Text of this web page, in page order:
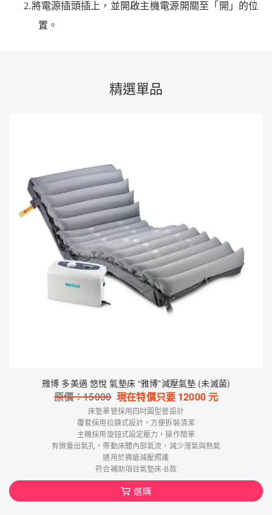
2.將電源插頭插上，並開啟主機電源開關至「開」的位
置。
精選單品
雃博 多美適 悠悅 氣墊床 “雅博”減壓氣墊 (未滅菌)
原價：15000 現在特價只要 12000元
床墊單管採用四吋圓型管設計
覆套採用拉鍊式設計，方便拆裝清潔
主機採用旋鈕式設定壓力，操作簡單
有微量出氣孔，帶動床體內部氣流，減少溼氣與熱氣
適用於褥瘡減壓照護
符合補助項目氣墊床-B款
選購